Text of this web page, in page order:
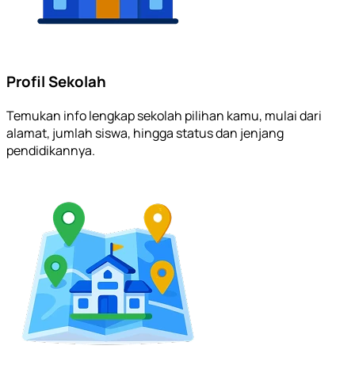
Profil Sekolah
Temukan info lengkap sekolah pilihan kamu, mulai dari
alamat, jumlah siswa, hingga status dan jenjang
pendidikannya.